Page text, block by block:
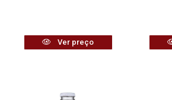
Ver preço